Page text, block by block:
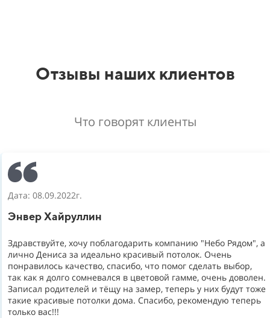
Отзывы наших клиентов
Что говорят клиенты
Дата: 08.09.2022г.
Энвер Хайруллин
Здравствуйте, хочу поблагодарить компанию "Небо Рядом", а
лично Дениса за идеально красивый потолок. Очень
понравилось качество, спасибо, что помог сделать выбор,
так как я долго сомневался в цветовой гамме, очень доволен.
Записал родителей и тёщу на замер, теперь у них будут тоже
такие красивые потолки дома. Спасибо, рекомендую теперь
только вас!!!